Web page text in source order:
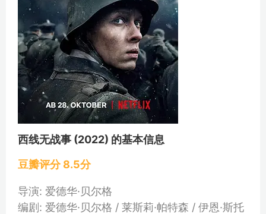
西线无战事 (2022) 的基本信息
豆瓣评分 8.5分
导演: 爱德华·贝尔格
编剧: 爱德华·贝尔格 / 莱斯莉·帕特森 / 伊恩·斯托